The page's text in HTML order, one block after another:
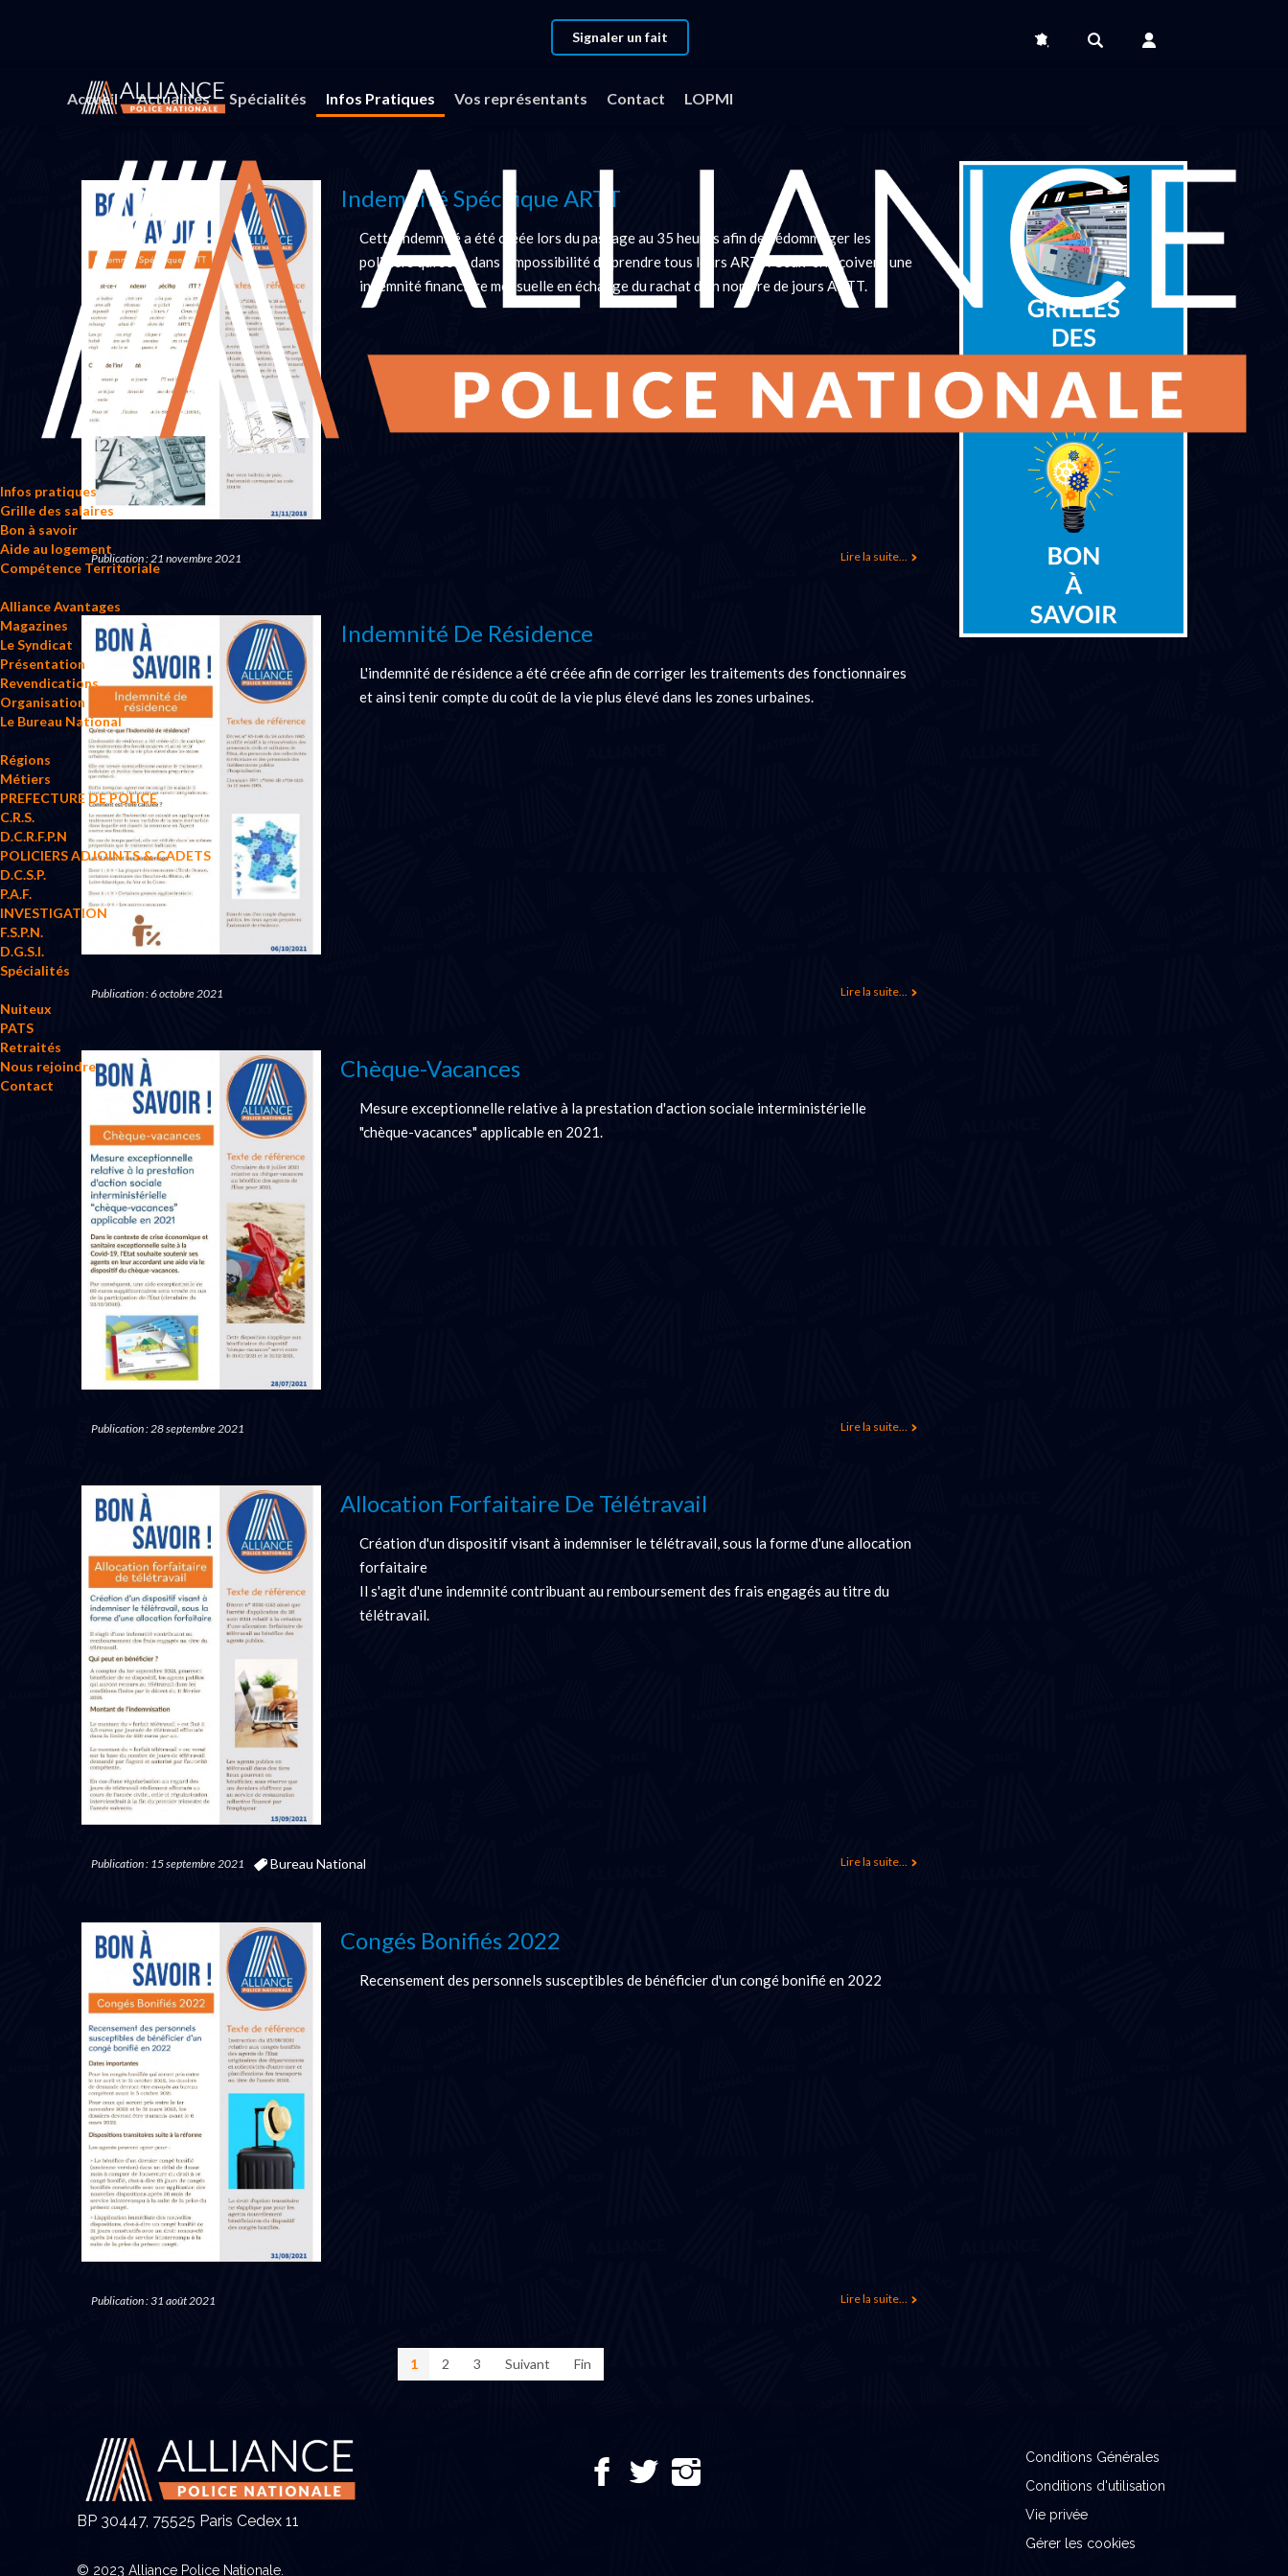
Signaler un fait
Accueil Actualités Spécialités Infos Pratiques Vos représentants Contact LOPMI
Infos pratiques
Grille des salaires
Bon à savoir
Aide au logement
Compétence Territoriale
Alliance Avantages
Magazines
Le Syndicat
Présentation
Revendications
Organisation
Le Bureau National
Régions
Métiers
PREFECTURE DE POLICE
C.R.S.
D.C.R.F.P.N
POLICIERS ADJOINTS & CADETS
D.C.S.P.
P.A.F.
INVESTIGATION
F.S.P.N.
D.G.S.I.
Spécialités
Nuiteux
PATS
Retraités
Nous rejoindre
Contact
Vous êtes ici : Accueil
Indemnité Spécifique ARTT
Cette indemnité a été créée lors du passage au 35 heures afin de dédommager les
policiers qui sont dans l'impossibilité de prendre tous leurs ARTT. Ceux-ci reçoivent une
indemnité financière mensuelle en échange du rachat d'un nombre de jours ARTT.
Publication : 21 novembre 2021 Lire la suite...
Indemnité De Résidence
L'indemnité de résidence a été créée afin de corriger les traitements des fonctionnaires
et ainsi tenir compte du coût de la vie plus élevé dans les zones urbaines.
Publication : 6 octobre 2021 Lire la suite...
Chèque-Vacances
Mesure exceptionnelle relative à la prestation d'action sociale interministérielle
"chèque-vacances" applicable en 2021.
Publication : 28 septembre 2021 Lire la suite...
Allocation Forfaitaire De Télétravail
Création d'un dispositif visant à indemniser le télétravail, sous la forme d'une allocation
forfaitaire
Il s'agit d'une indemnité contribuant au remboursement des frais engagés au titre du
télétravail.
Publication : 15 septembre 2021 Lire la suite...
Bureau National
Congés Bonifiés 2022
Recensement des personnels susceptibles de bénéficier d'un congé bonifié en 2022
Publication : 31 août 2021 Lire la suite...
1 2 3 Suivant Fin
BP 30447, 75525 Paris Cedex 11
© 2023 Alliance Police Nationale.
Conditions Générales
Conditions d'utilisation
Vie privée
Gérer les cookies